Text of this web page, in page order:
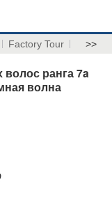
Factory Tour >>
ранга 7a
волна